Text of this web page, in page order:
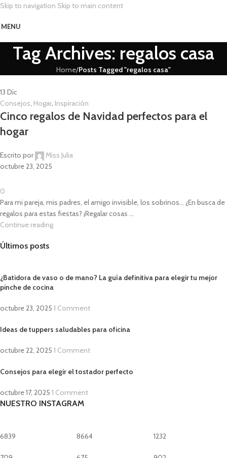
Skip to navigation Skip to main content
MENU
Tag Archives: regalos casa
Home/Posts Tagged "regalos casa"
13 Dic
Consejos, Hogar, Inspiración
Cinco regalos de Navidad perfectos para el
hogar
Escrito por
Miss Julia
octubre 23, 2025
0
Para mi pareja, mis padres, el amigo invisible, los sobrinos... ¿En busca de
regalos para estas fiestas? ¡Regalar cosas ...
Continue reading
Últimos posts
¿Batidora de vaso o de mano? La guía definitiva para elegir tu mejor
pinche de cocina
octubre 23, 2025 1 Comment
Ideas de tuppers saludables para oficina
octubre 22, 2025 1 Comment
Consejos para elegir el tostador perfecto
octubre 17, 2025 1 Comment
NUESTRO INSTAGRAM
6839 8664 1232